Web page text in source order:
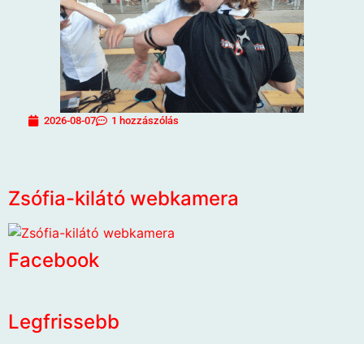
2026-08-07 1 hozzászólás
Zsófia-kilátó webkamera
Facebook
Legfrissebb